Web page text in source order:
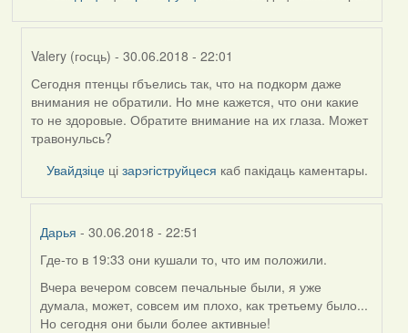
Valery (госць) - 30.06.2018 - 22:01
In
reply
to
by
Harrier
Сегодня птенцы гбъелись так, что на подкорм даже
внимания не обратили. Но мне кажется, что они какие
то не здоровые. Обратите внимание на их глаза. Может
травонульсь?
Увайдзіце цізарэгіструйцеся каб пакідаць каментары.
Дарья - 30.06.2018 - 22:51
In
reply
to
by
Где-то в 19:33 они кушали то, что им положили.
Вчера вечером совсем печальные были, я уже
думала, может, совсем им плохо, как третьему было...
Но сегодня они были более активные!